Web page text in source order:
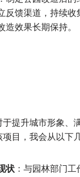
反馈渠道，持续
造效果长期保持。​
提升城市形象、
目，我会从以下
状 ：与园林部门